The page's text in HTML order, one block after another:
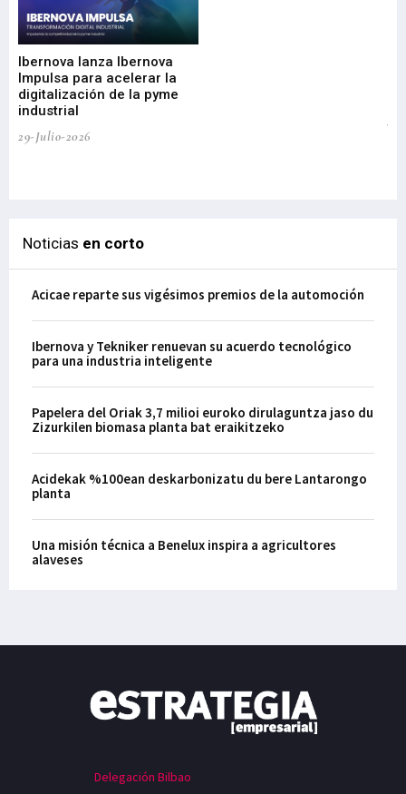
Ibernova lanza Ibernova
Impulsa para acelerar la
digitalización de la pyme
industrial
29-Julio-2026
Noticias en corto
Acicae reparte sus vigésimos premios de la automoción
Ibernova y Tekniker renuevan su acuerdo tecnológico
para una industria inteligente
Papelera del Oriak 3,7 milioi euroko dirulaguntza jaso du
Zizurkilen biomasa planta bat eraikitzeko
Acidekak %100ean deskarbonizatu du bere Lantarongo
planta
Una misión técnica a Benelux inspira a agricultores
alaveses
Delegación Bilbao